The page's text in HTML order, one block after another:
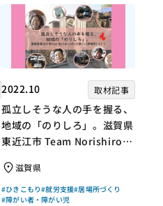
2022.10 取材記事
孤立しそうな人の手を握る、
地域の「のりしろ」。滋賀県
東近江市 Team Norishiroの
滋賀県
#ひきこもり#就労支援#居場所づくり
#障がい者・障がい児